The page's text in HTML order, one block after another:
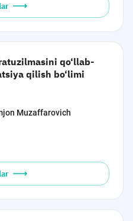
qo‘llab-
qilish bo‘limi
Muzaffarovich